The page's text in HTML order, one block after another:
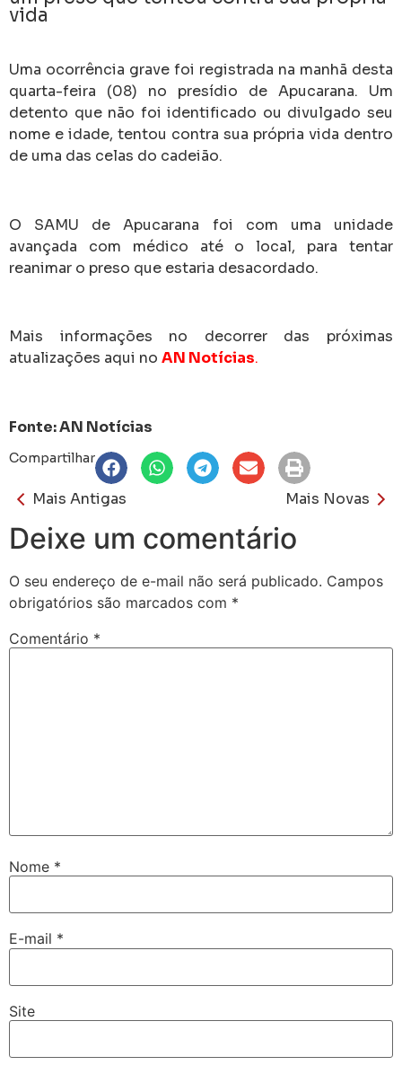
vida
Uma ocorrência grave foi registrada na manhã desta
quarta-feira (08) no presídio de Apucarana. Um
detento que não foi identificado ou divulgado seu
nome e idade, tentou contra sua própria vida dentro
de uma das celas do cadeião.
O SAMU de Apucarana foi com uma unidade
avançada com médico até o local, para tentar
reanimar o preso que estaria desacordado.
Mais informações no decorrer das próximas
atualizações aqui no AN Notícias.
Fonte: AN Notícias
Compartilhar
Mais Antigas Mais Novas
Deixe um comentário
O seu endereço de e-mail não será publicado. Campos
obrigatórios são marcados com *
Comentário *
Nome *
E-mail *
Site